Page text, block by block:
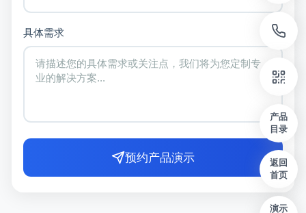
具体需求
预约产品演示
产品
目录
返回
首页
演示